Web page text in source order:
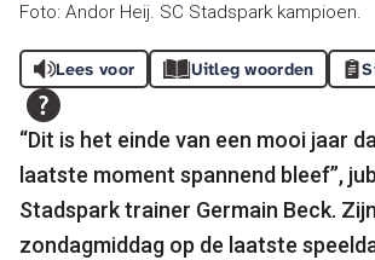
Foto: Andor Heij. SC Stadspark kampioen.
Lees voor Uitleg woorden
“Dit is het einde van een mooi jaar
laatste moment spannend bleef”,
Stadspark trainer Germain Beck.
zondagmiddag op de laatste